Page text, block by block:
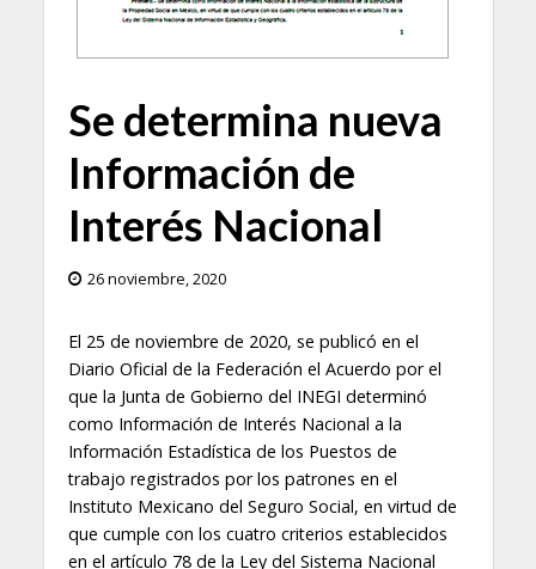
Se determina nueva
Información de
Interés Nacional
26 noviembre, 2020
El 25 de noviembre de 2020, se publicó en el
Diario Oficial de la Federación el Acuerdo por el
que la Junta de Gobierno del INEGI determinó
como Información de Interés Nacional a la
Información Estadística de los Puestos de
trabajo registrados por los patrones en el
Instituto Mexicano del Seguro Social, en virtud de
que cumple con los cuatro criterios establecidos
en el artículo 78 de la Ley del Sistema Nacional